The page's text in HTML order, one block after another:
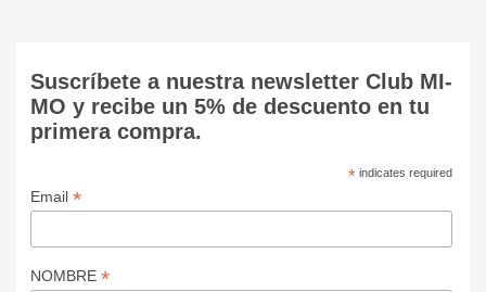
Suscríbete a nuestra newsletter Club MI-
MO y recibe un 5% de descuento en tu
primera compra.
*indicates required
Email *
NOMBRE *